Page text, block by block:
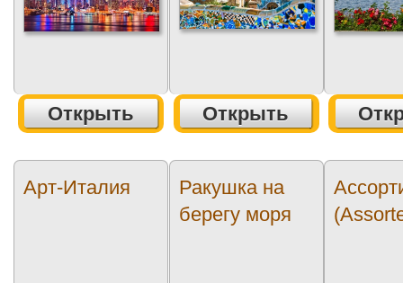
Открыть Открыть
Арт-Италия
Ракушка на
берегу моря